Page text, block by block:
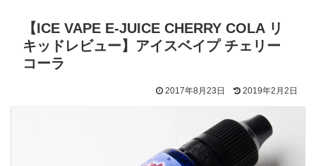
【ICE VAPE E-JUICE CHERRY COLA リ
キッドレビュー】アイスベイプ チェリー
コーラ
2017年8月23日 2019年2月2日